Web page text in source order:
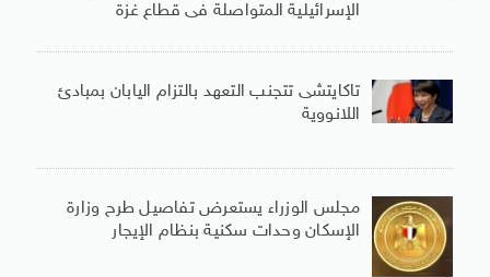
الإسرائيلية المتواصلة فى قطاع غزة
تاكايتشى تتجنب التعهد بالتزام اليابان بمبادئ
اللانووية
مجلس الوزراء يستعرض تفاصيل طرح وزارة
الإسكان وحدات سكنية بنظام الإيجار